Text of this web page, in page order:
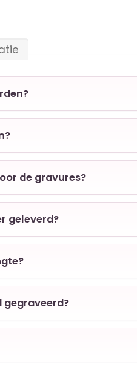
de gravures?
geleverd?
gegraveerd?